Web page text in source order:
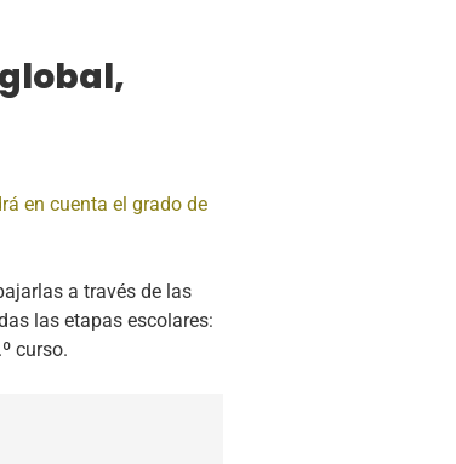
en cuenta el grado de
a través de las
las etapas escolares:
curso.